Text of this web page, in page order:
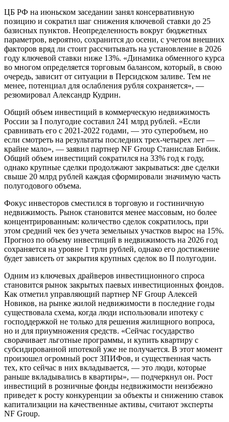
ЦБ РФ на июньском заседании занял консервативную
позицию и сократил шаг снижения ключевой ставки до 25
базисных пунктов. Неопределенность вокруг бюджетных
параметров, вероятно, сохранится до осени, с учетом внешних
факторов вряд ли стоит рассчитывать на установление в 2026
году ключевой ставки ниже 13%. «Динамика обменного курса
во многом определяется торговым балансом, который, в свою
очередь, зависит от ситуации в Персидском заливе. Тем не
менее, потенциал для ослабления рубля сохраняется», —
резюмировал Александр Кудрин.
Общий объем инвестиций в коммерческую недвижимость
России за I полугодие составил 241 млрд рублей. «Если
сравнивать его с 2021-2022 годами, — это суперобъем, но
если смотреть на результаты последних трех-четырех лет —
крайне мало», — заявил партнер NF Group Станислав Бибик.
Общий объем инвестиций сократился на 33% год к году,
однако крупные сделки продолжают закрываться: две сделки
свыше 20 млрд рублей каждая сформировали значимую часть
полугодового объема.
Фокус инвесторов сместился в торговую и гостиничную
недвижимость. Рынок становится менее массовым, но более
концентрированным: количество сделок сократилось, при
этом средний чек без учета земельных участков вырос на 15%.
Прогноз по объему инвестиций в недвижимость на 2026 год
сохраняется на уровне 1 трлн рублей, однако его достижение
будет зависеть от закрытия крупных сделок во II полугодии.
Одним из ключевых драйверов инвестиционного спроса
становится рынок закрытых паевых инвестиционных фондов.
Как отметил управляющий партнер NF Group Алексей
Новиков, на рынке жилой недвижимости в последние годы
существовала схема, когда люди использовали ипотеку с
господдержкой не только для решения жилищного вопроса,
но и для приумножения средств. «Сейчас государство
сворачивает льготные программы, и купить квартиру с
субсидированной ипотекой уже не получается. В этот момент
произошел огромный рост ЗПИФов, и существенная часть
тех, кто сейчас в них вкладывается, — это люди, которые
раньше вкладывались в квартиры», — подчеркнул он. Рост
инвестиций в розничные фонды недвижимости неизбежно
приведет к росту конкуренции за объекты и снижению ставок
капитализации на качественные активы, считают эксперты
NF Group.